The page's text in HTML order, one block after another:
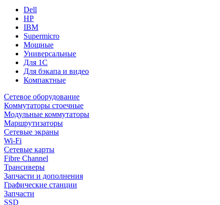
Dell
HP
IBM
Supermicro
Мощные
Универсальные
Для 1С
Для бэкапа и видео
Компактные
Сетевое оборудование
Коммутаторы стоечные
Модульные коммутаторы
Маршрутизаторы
Сетевые экраны
Wi-Fi
Сетевые карты
Fibre Channel
Трансиверы
Запчасти и дополнения
Графические станции
Запчасти
SSD